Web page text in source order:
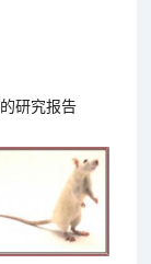
研究报告